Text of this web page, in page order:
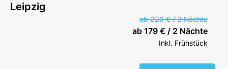
Leipzig
ab 229 € / 2 Nächte
ab 179 € / 2 Nächte
Inkl. Frühstück